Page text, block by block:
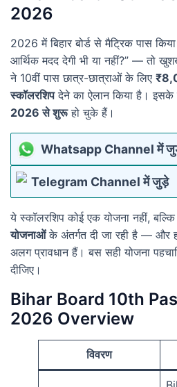
2026
2026 में बिहार बोर्ड से मैट्रिक पास
आर्थिक मदद देगी भी या नहीं?” — तो
ने 10वीं पास छात्र-छात्राओं के लिए
स्कॉलरशिपदेने का ऐलान किया है। इसके
2026 से शुरूहो चुके हैं।
Whatsapp Channel में
Telegram Channel में जुड़े
ये स्कॉलरशिप कोई एक योजना नहीं, बल्कि
योजनाओंके अंतर्गत दी जा रही है — और
अलग प्रावधान हैं। बस सही योजना
दीजिए।
Bihar Board 10th
2026 Overview
विवरण